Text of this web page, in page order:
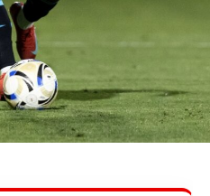
supuestos hinchas de
y ciertos daños en los
Villanueva – Matute,
por Copa Libertadores
abre la posibilidad de que
el recinto deportivo
una nueva posibilidad